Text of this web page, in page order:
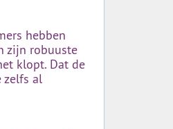
hebben
zijn robuuste
klopt. Dat de
zelfs al